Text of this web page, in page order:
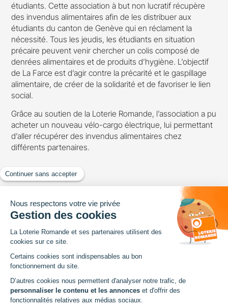
étudiants. Cette association à but non lucratif récupère
des invendus alimentaires afin de les distribuer aux
étudiants du canton de Genève qui en réclament la
nécessité. Tous les jeudis, les étudiants en situation
précaire peuvent venir chercher un colis composé de
denrées alimentaires et de produits d’hygiène. L’objectif
de La Farce est d’agir contre la précarité et le gaspillage
alimentaire, de créer de la solidarité et de favoriser le lien
social.
Grâce au soutien de la Loterie Romande, l’association a pu
acheter un nouveau vélo-cargo électrique, lui permettant
d’aller récupérer des invendus alimentaires chez
différents partenaires.
Loterie Romande
Avenue de Provence 14
1001 Lausanne
Tel. +41 21 348 13 13
Pied
À PROPOS
Aide et contact arrow_forward
DOCUMENTS
Chartes